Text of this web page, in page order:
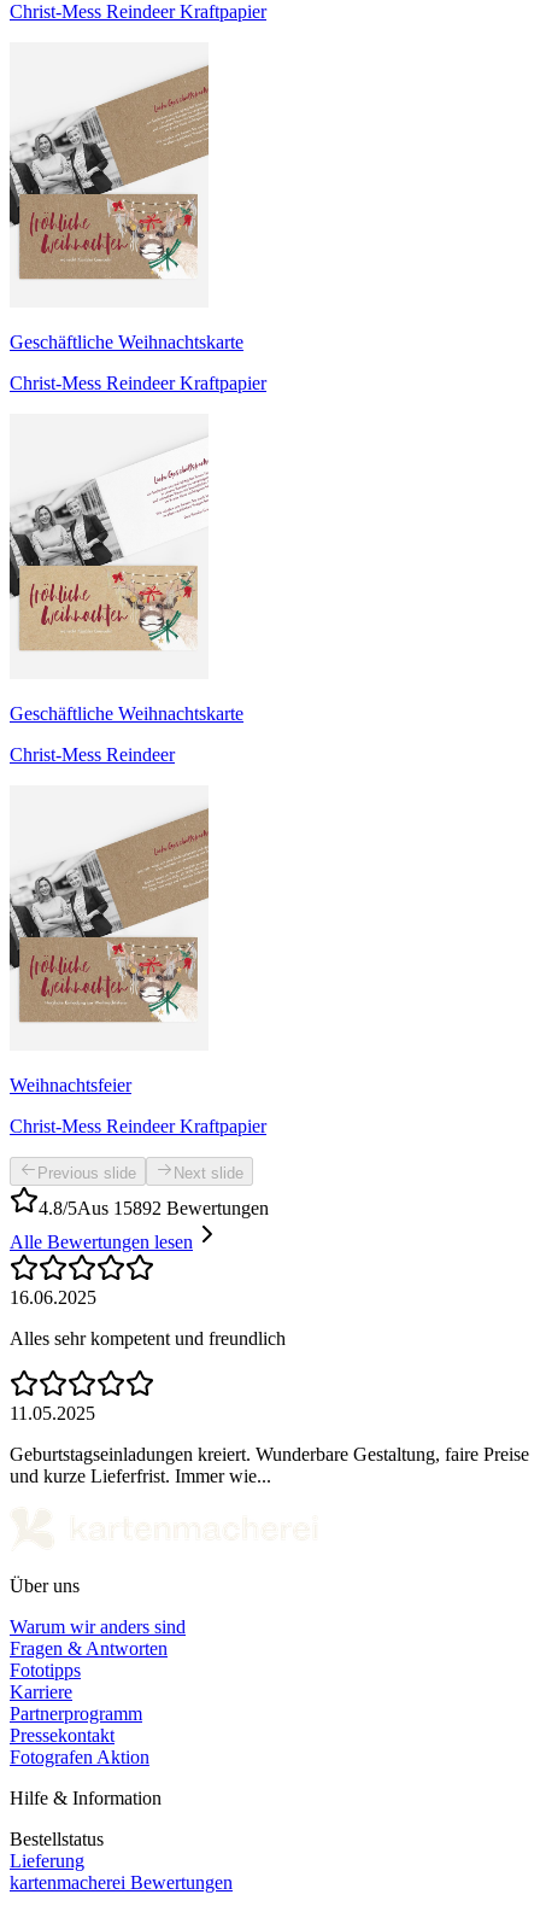
Christ-Mess Reindeer Kraftpapier
Geschäftliche Weihnachtskarte
Christ-Mess Reindeer Kraftpapier
Geschäftliche Weihnachtskarte
Christ-Mess Reindeer
Weihnachtsfeier
Christ-Mess Reindeer Kraftpapier
Previous slide Next slide
4.8/5Aus 15892 Bewertungen
Alle Bewertungen lesen
16.06.2025
Alles sehr kompetent und freundlich
11.05.2025
Geburtstagseinladungen kreiert. Wunderbare Gestaltung, faire Preise
und kurze Lieferfrist. Immer wie...
Über uns
Warum wir anders sind
Fragen & Antworten
Fototipps
Karriere
Partnerprogramm
Pressekontakt
Fotografen Aktion
Hilfe & Information
Bestellstatus
Lieferung
kartenmacherei Bewertungen